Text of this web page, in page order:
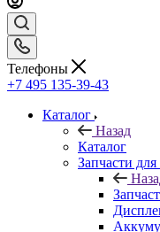
Телефоны
+7 495 135-39-43
Каталог
Назад
Каталог
Запчасти